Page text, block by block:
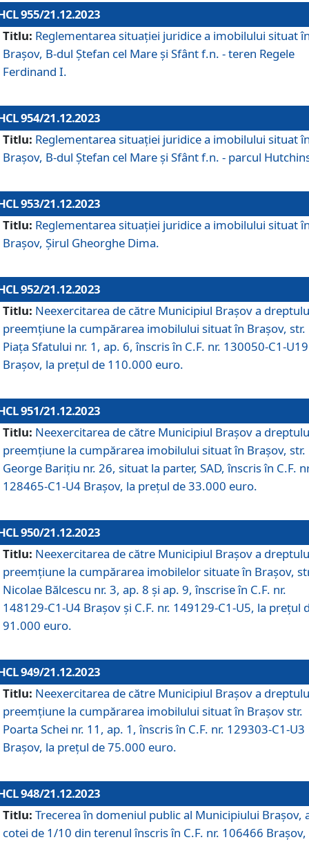
955/21.12.2023
Titlu: Reglementarea situației juridice a imobilului situat
Brașov, B-dul Ștefan cel Mare și Sfânt f.n. - teren Regele
Ferdinand I.
954/21.12.2023
Titlu: Reglementarea situației juridice a imobilului situat
Brașov, B-dul Ștefan cel Mare și Sfânt f.n. - parcul
953/21.12.2023
Titlu: Reglementarea situației juridice a imobilului situat
Brașov, Șirul Gheorghe Dima.
952/21.12.2023
Titlu: Neexercitarea de către Municipiul Brașov a
preemțiune la cumpărarea imobilului situat în Brașov, str.
Piața Sfatului nr. 1, ap. 6, înscris în C.F. nr. 130050-C1-U19
Brașov, la prețul de 110.000 euro.
951/21.12.2023
Titlu: Neexercitarea de către Municipiul Brașov a
preemțiune la cumpărarea imobilului situat în Brașov, str.
George Barițiu nr. 26, situat la parter, SAD, înscris în C.F.
128465-C1-U4 Brașov, la prețul de 33.000 euro.
950/21.12.2023
Titlu: Neexercitarea de către Municipiul Brașov a
preemțiune la cumpărarea imobilelor situate în Brașov,
Nicolae Bălcescu nr. 3, ap. 8 și ap. 9, înscrise în C.F. nr.
148129-C1-U4 Brașov și C.F. nr. 149129-C1-U5, la prețul
91.000 euro.
949/21.12.2023
Titlu: Neexercitarea de către Municipiul Brașov a
preemțiune la cumpărarea imobilului situat în Brașov str.
Poarta Schei nr. 11, ap. 1, înscris în C.F. nr. 129303-C1-U3
Brașov, la prețul de 75.000 euro.
948/21.12.2023
Titlu: Trecerea în domeniul public al Municipiului Braşov,
cotei de 1/10 din terenul înscris în C.F. nr. 106466 Brașov,